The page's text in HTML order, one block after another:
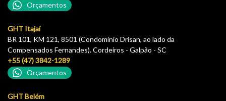
Orçamentos
GHT Itajaí
BR 101, KM 121, 8501 (Condomínio Drisan, ao lado da
Compensados Fernandes). Cordeiros - Galpão - SC
+55 (47) 3842-1289
Orçamentos
GHT Belém